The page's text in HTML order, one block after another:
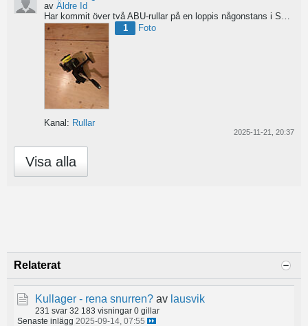
av Äldre Id
Har kommit över två ABU-rullar på en loppis någonstans i Sverige. Servat själv nu. Den ena är en klassisk...
1
Foto
Kanal: Rullar
2025-11-21, 20:37
Visa alla
Relaterat
Kullager - rena snurren? av lausvik
231 svar 32 183 visningar 0 gillar
Senaste inlägg 2025-09-14, 07:55